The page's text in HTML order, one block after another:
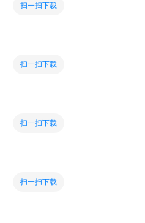
扫一扫下载
扫一扫下载
扫一扫下载
扫一扫下载